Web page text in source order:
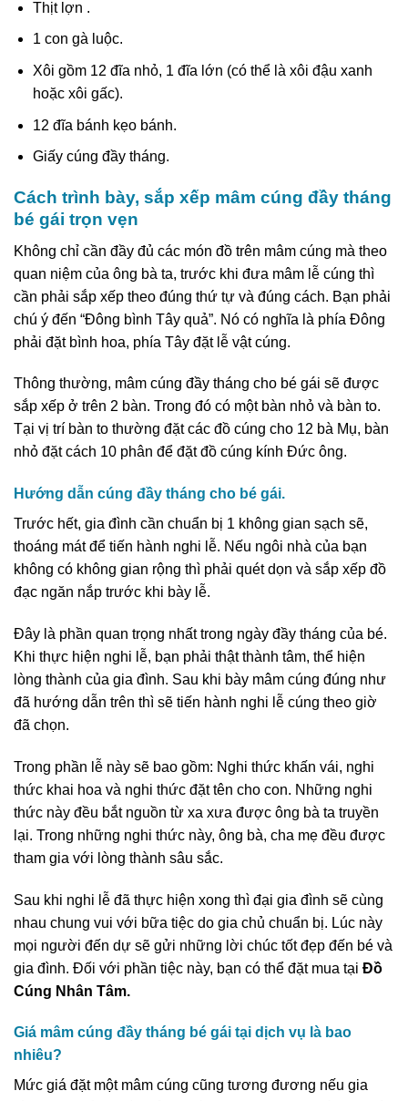
Thịt lợn .
1 con gà luộc.
Xôi gồm 12 đĩa nhỏ, 1 đĩa lớn (có thể là xôi đậu xanh
hoặc xôi gấc).
12 đĩa bánh kẹo bánh.
Giấy cúng đầy tháng.
Cách trình bày, sắp xếp mâm cúng đầy tháng
bé gái trọn vẹn
Không chỉ cần đầy đủ các món đồ trên mâm cúng mà theo
quan niệm của ông bà ta, trước khi đưa mâm lễ cúng thì
cần phải sắp xếp theo đúng thứ tự và đúng cách. Bạn phải
chú ý đến “Đông bình Tây quả”. Nó có nghĩa là phía Đông
phải đặt bình hoa, phía Tây đặt lễ vật cúng.
Thông thường, mâm cúng đầy tháng cho bé gái sẽ được
sắp xếp ở trên 2 bàn. Trong đó có một bàn nhỏ và bàn to.
Tại vị trí bàn to thường đặt các đồ cúng cho 12 bà Mụ, bàn
nhỏ đặt cách 10 phân để đặt đồ cúng kính Đức ông.
Hướng dẫn cúng đầy tháng cho bé gái.
Trước hết, gia đình cần chuẩn bị 1 không gian sạch sẽ,
thoáng mát để tiến hành nghi lễ. Nếu ngôi nhà của bạn
không có không gian rộng thì phải quét dọn và sắp xếp đồ
đạc ngăn nắp trước khi bày lễ.
Đây là phần quan trọng nhất trong ngày đầy tháng của bé.
Khi thực hiện nghi lễ, bạn phải thật thành tâm, thể hiện
lòng thành của gia đình. Sau khi bày mâm cúng đúng như
đã hướng dẫn trên thì sẽ tiến hành nghi lễ cúng theo giờ
đã chọn.
Trong phần lễ này sẽ bao gồm: Nghi thức khấn vái, nghi
thức khai hoa và nghi thức đặt tên cho con. Những nghi
thức này đều bắt nguồn từ xa xưa được ông bà ta truyền
lại. Trong những nghi thức này, ông bà, cha mẹ đều được
tham gia với lòng thành sâu sắc.
Sau khi nghi lễ đã thực hiện xong thì đại gia đình sẽ cùng
nhau chung vui với bữa tiệc do gia chủ chuẩn bị. Lúc này
mọi người đến dự sẽ gửi những lời chúc tốt đẹp đến bé và
gia đình. Đối với phần tiệc này, bạn có thể đặt mua tại Đồ
Cúng Nhân Tâm.
Giá mâm cúng đầy tháng bé gái tại dịch vụ là bao
nhiêu?
Mức giá đặt một mâm cúng cũng tương đương nếu gia